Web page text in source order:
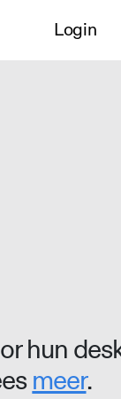
Login
hun
meer.